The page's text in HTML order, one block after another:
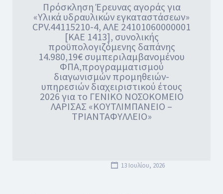
Πρόσκληση Έρευνας αγοράς για
«Υλικά υδραυλικών εγκαταστάσεων»
CPV.44115210-4, ΑΛΕ 24101060000001
[ΚΑΕ 1413], συνολικής
προϋπολογιζόμενης δαπάνης
14.980,19€ συμπεριλαμβανομένου
ΦΠΑ,προγραμματισμού
διαγωνισμών προμηθειών-
υπηρεσιών διαχειριστικού έτους
2026 για το ΓΕΝΙΚΟ ΝΟΣΟΚΟΜΕΙΟ
ΛΑΡΙΣΑΣ «ΚΟΥΤΛΙΜΠΑΝΕΙΟ –
ΤΡΙΑΝΤΑΦΥΛΛΕΙΟ»
13 Ιουλίου, 2026